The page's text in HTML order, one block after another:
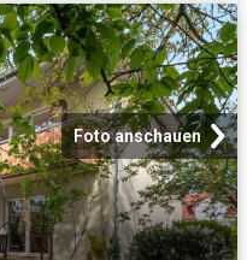
Foto anschauen